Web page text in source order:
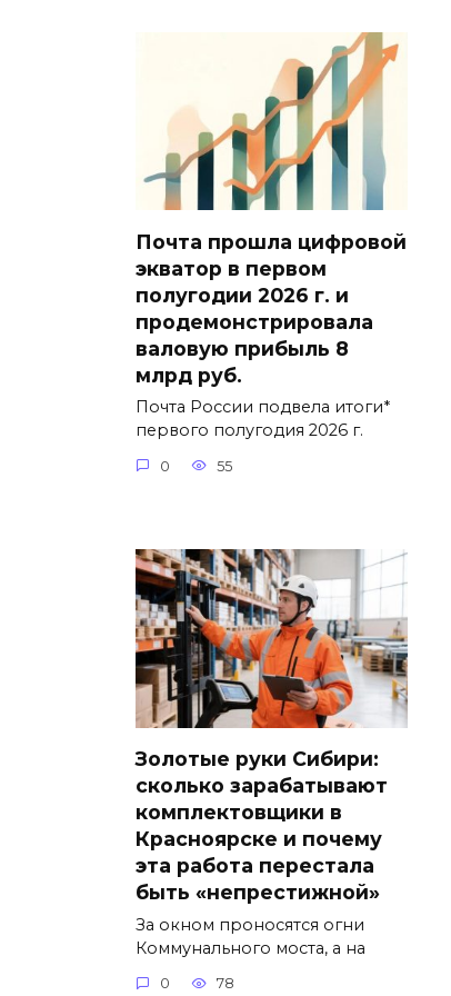
Почта прошла цифровой
экватор в первом
полугодии 2026 г. и
продемонстрировала
валовую прибыль 8
млрд руб.
Почта России подвела итоги*
первого полугодия 2026 г.
0 55
Золотые руки Сибири:
сколько зарабатывают
комплектовщики в
Красноярске и почему
эта работа перестала
быть «непрестижной»
За окном проносятся огни
Коммунального моста, а на
0 78